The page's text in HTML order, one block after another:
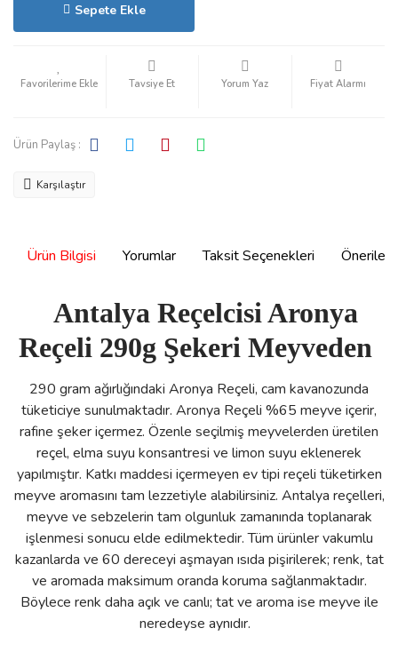
Sepete Ekle
Tavsiye Et Yorum Yaz Fiyat Alarmı
Ürün Paylaş :
Karşılaştır
Ürün Bilgisi Yorumlar Taksit Seçenekleri
Antalya Reçelcisi Aronya
Reçeli 290g Şekeri Meyveden
290 gram ağırlığındaki Aronya Reçeli, cam kavanozunda
tüketiciye sunulmaktadır. Aronya Reçeli %65 meyve içerir,
rafine şeker içermez. Özenle seçilmiş meyvelerden üretilen
reçel, elma suyu konsantresi ve limon suyu eklenerek
yapılmıştır. Katkı maddesi içermeyen ev tipi reçeli tüketirken
meyve aromasını tam lezzetiyle alabilirsiniz. Antalya reçelleri,
meyve ve sebzelerin tam olgunluk zamanında toplanarak
işlenmesi sonucu elde edilmektedir. Tüm ürünler vakumlu
kazanlarda ve 60 dereceyi aşmayan ısıda pişirilerek; renk, tat
ve aromada maksimum oranda koruma sağlanmaktadır.
Böylece renk daha açık ve canlı; tat ve aroma ise meyve ile
neredeyse aynıdır.